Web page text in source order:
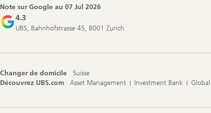
Note sur Google au 07 Jul 2026
4.3
UBS, Bahnhofstrasse 45, 8001 Zurich
Changer de domicile
Suisse
Découvrez UBS.com
Asset Management Investment Bank